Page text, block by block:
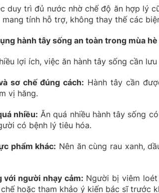
duy trì đủ nước nhờ chế độ ăn hợp lý
mang tính hỗ trợ, không thay thế các
hành tây sống an toàn trong mùa hè
lợi ích, việc ăn hành tây sống cần
sơ chế đúng cách: Hành tây cần
vị hăng.
nhiều: Ăn quá nhiều hành tây sống
có bệnh lý tiêu hóa.
phẩm khác: Nên ăn cùng rau xanh,
với người nhạy cảm: Người bị viêm
hoặc tham khảo ý kiến bác sĩ trước